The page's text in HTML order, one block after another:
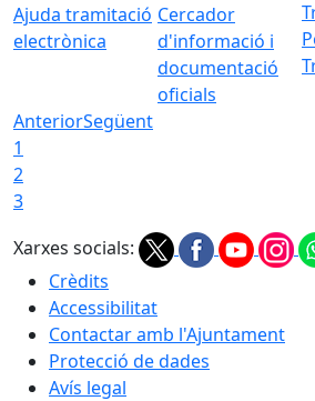
Ajuda tramitació
electrònica
Cercador
d'informació i
documentació
oficials
AnteriorSegüent
1
2
3
Xarxes socials:
Crèdits
Accessibilitat
Contactar amb l'Ajuntament
Protecció de dades
Avís legal